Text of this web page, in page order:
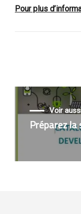
Pour plus
Voir
Préparez la